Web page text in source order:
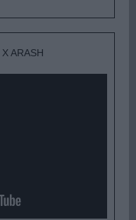
ARASH